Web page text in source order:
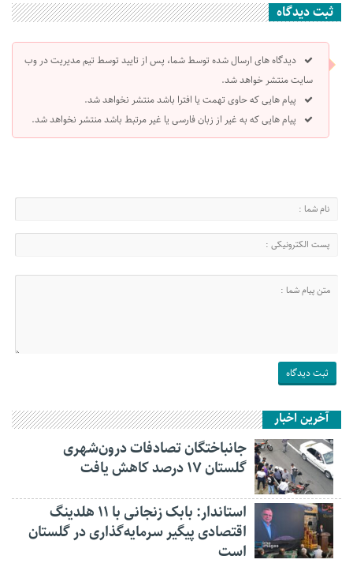
ثبت دیدگاه
دیدگاه های ارسال شده توسط شما، پس از تایید توسط تیم مدیریت در وب
سایت منتشر خواهد شد.
پیام هایی که حاوی تهمت یا افترا باشد منتشر نخواهد شد.
پیام هایی که به غیر از زبان فارسی یا غیر مرتبط باشد منتشر نخواهد شد.
آخرین اخبار
جانباختگان تصادفات درون‌شهری
گلستان ۱۷ درصد کاهش یافت
استاندار: بابک زنجانی با ۱۱ هلدینگ
اقتصادی پیگیر سرمایه‌گذاری در گلستان
است